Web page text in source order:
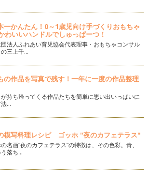
パン
が沢山収穫できる季節。とれたてお芋をた
パンを作ってみよ…
シピ
配合でハードなフラワーパンを作ってみよ
地にはウィンナー…
ロンパン
もうすぐ、子どもたちが大好きなハロウィ
て、大人…
が恋しくなる季節。 海に浮かぶボートを
。 …
グル
ベーグル。気分を変えて、甘納豆入りの抹
てみよう！！春か…
一かんたん！0～1歳児向け手づくりおもちゃ
わいいハンドルでしゅっぱーつ！
法人ふれあい育児協会代表理事・おもちゃコンサル
三上千…
の作品を写真で残す！一年に一度の作品整理
持ち帰ってくる作品たちを簡単に思い出いっぱいに
…
模写料理レシピ ゴッホ "夜のカフェテラス"
名画“夜のカフェテラス”の特徴は、その色彩。青、
落ち…